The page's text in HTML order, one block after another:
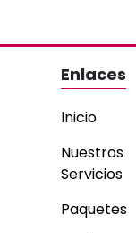
Enlaces
Inicio
Nuestros
Servicios
Paquetes